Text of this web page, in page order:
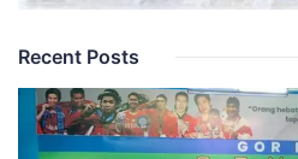
Recent Posts